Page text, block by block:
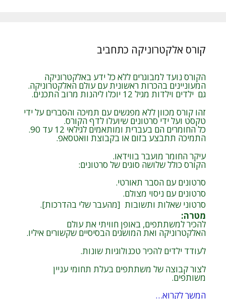
קורס אלקטרוניקה כתחביב
הקורס נועד למבוגרים ללא כל ידע באלקטרוניקה
המעוניינים בהכרות ראשונית עם עולם האלקטרוניקה.
גם ילדים וילדות מגיל 12 יוכלו ליהנות מרוב התכנים.
זהו קורס מכוון ללא מפגשים עם תמיכה והסברים על ידי
טקסט ועל ידי סרטונים שיועלו לדף הקורס.
כל החומרים הם בעברית ומותאמים לגילאי 12 עד 90.
התמיכה תתבצע בזום או בקבוצת וואטסאפ.
עיקר החומר מועבר בווידאו.
הקורס כולל שלושה סוגים של סרטונים:
סרטונים עם הסבר תאורטי.
סרטונים עם ניסוי מצולם.
סרטוני שאלות ותשובות [מהעבר שלי בהדרכות].
מטרה:
להכיר למשתתפים, באופן חוויתי את עולם
האלקטרוניקה ואת המושגים הבסיסיים שקשורים איליו.
לעודד ילדים להכיר טכנולוגיות שונות.
לצור קבוצה של משתתפים בעלת תחומי עניין
משותפים.
המשך לקרוא…